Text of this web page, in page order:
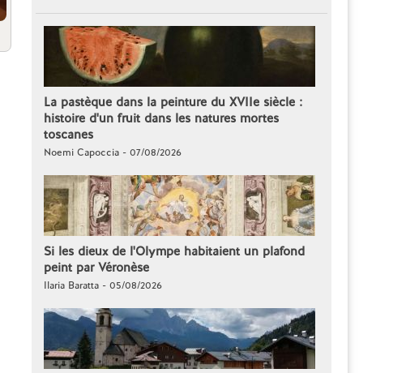
La pastèque dans la peinture du XVIIe siècle :
histoire d'un fruit dans les natures mortes
toscanes
Noemi Capoccia - 07/08/2026
Si les dieux de l'Olympe habitaient un plafond
peint par Véronèse
Ilaria Baratta - 05/08/2026